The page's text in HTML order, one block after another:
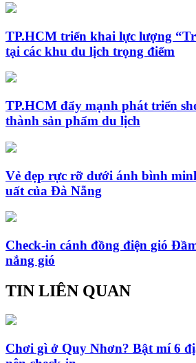
TP.HCM triển khai lực lượng
tại các khu du lịch trọng điểm
TP.HCM đẩy mạnh phát triển
thành sản phẩm du lịch
Vẻ đẹp rực rỡ dưới ánh bình
uất của Đà Nẵng
Check-in cánh đồng điện gió
nắng gió
TIN LIÊN QUAN
Chơi gì ở Quy Nhơn? Bật mí 6